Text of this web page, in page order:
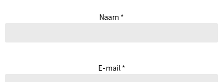
Naam *
E-mail *